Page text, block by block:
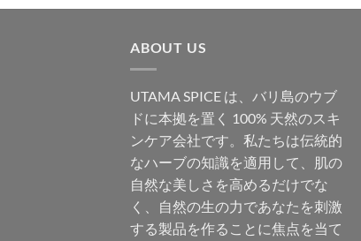
ABOUT US
UTAMA SPICE は、バリ島のウブ
ドに本拠を置く 100% 天然のスキ
ンケア会社です。私たちは伝統的
なハーブの知識を適用して、肌の
自然な美しさを高めるだけでな
く、自然の生の力であなたを刺激
する製品を作ることに焦点を当て